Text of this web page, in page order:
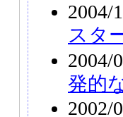
2004/
スタ
2004/
発的
2002/